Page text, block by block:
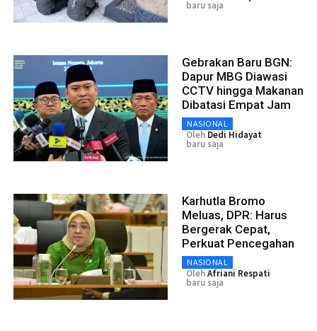
baru saja
Gebrakan Baru BGN:
Dapur MBG Diawasi
CCTV hingga Makanan
Dibatasi Empat Jam
NASIONAL
Oleh Dedi Hidayat
baru saja
Karhutla Bromo
Meluas, DPR: Harus
Bergerak Cepat,
Perkuat Pencegahan
NASIONAL
OlehAfriani Respati
baru saja